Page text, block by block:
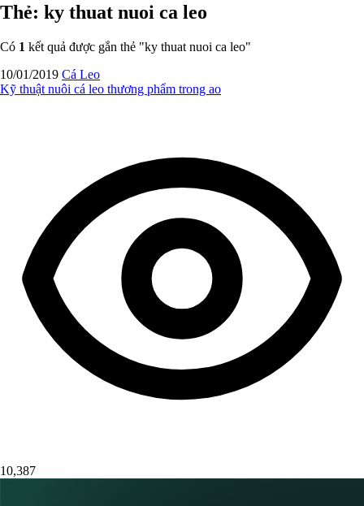
Thẻ: ky thuat nuoi ca leo
Có 1 kết quả được gắn thẻ "ky thuat nuoi ca leo"
10/01/2019 Cá Leo
Kỹ thuật nuôi cá leo thương phẩm trong ao
10,387